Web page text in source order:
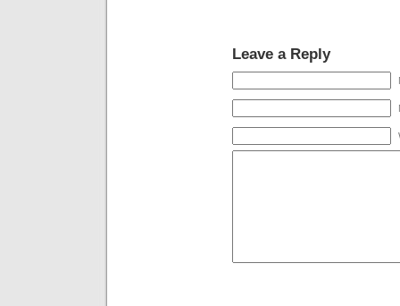
Leave a Reply